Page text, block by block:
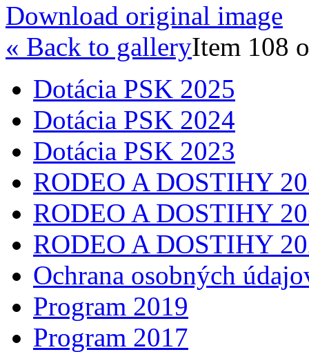
Download original image
« Back to galleryItem 108
Dotácia PSK 2025
Dotácia PSK 2024
Dotácia PSK 2023
RODEO A DOSTIHY
RODEO A DOSTIHY
RODEO A DOSTIHY
Ochrana osobných
Program 2019
Program 2017